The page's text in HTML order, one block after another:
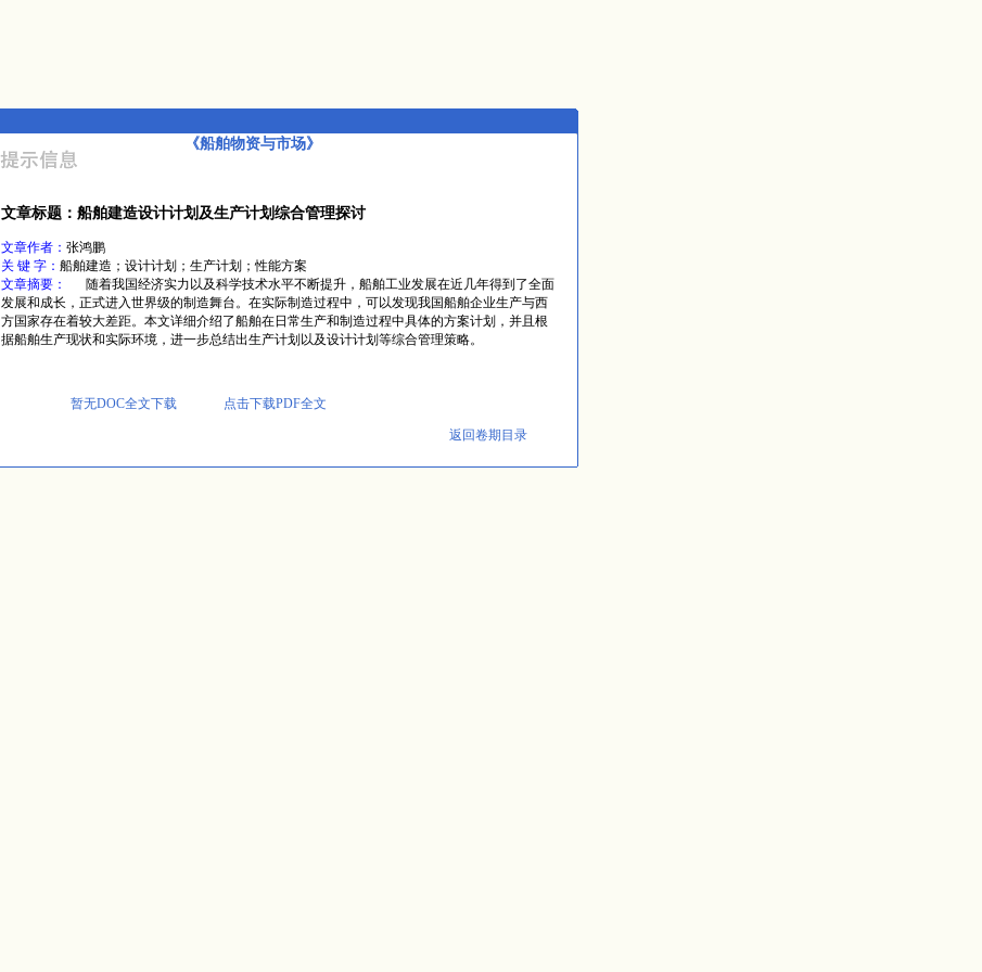
《船舶物资与市场》
文章标题：船舶建造设计计划及生产计划综合管理探讨
文章作者： 张鸿鹏
关 键 字： 船舶建造；设计计划；生产计划；性能方案
文章摘要：
随着我国经济实力以及科学技术水平不断提升，船舶工业发展在近几年得到了全面
发展和成长，正式进入世界级的制造舞台。在实际制造过程中，可以发现我国船舶企业生产与西
方国家存在着较大差距。本文详细介绍了船舶在日常生产和制造过程中具体的方案计划，并且根
据船舶生产现状和实际环境，进一步总结出生产计划以及设计计划等综合管理策略。
暂无DOC全文下载 点击下载PDF全文
返回卷期目录